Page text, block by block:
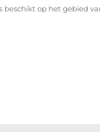
op het gebied